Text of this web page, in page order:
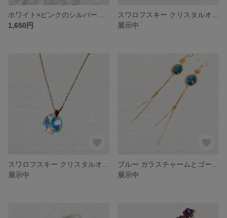
1,650円
展示中
展示中
展示中